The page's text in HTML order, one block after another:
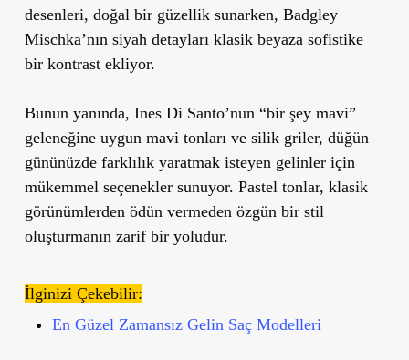
desenleri, doğal bir güzellik sunarken, Badgley
Mischka’nın siyah detayları klasik beyaza sofistike
bir kontrast ekliyor.
Bunun yanında, Ines Di Santo’nun “bir şey mavi”
geleneğine uygun mavi tonları ve silik griler, düğün
gününüzde farklılık yaratmak isteyen gelinler için
mükemmel seçenekler sunuyor. Pastel tonlar, klasik
görünümlerden ödün vermeden özgün bir stil
oluşturmanın zarif bir yoludur.
İlginizi Çekebilir:
En Güzel Zamansız Gelin Saç Modelleri